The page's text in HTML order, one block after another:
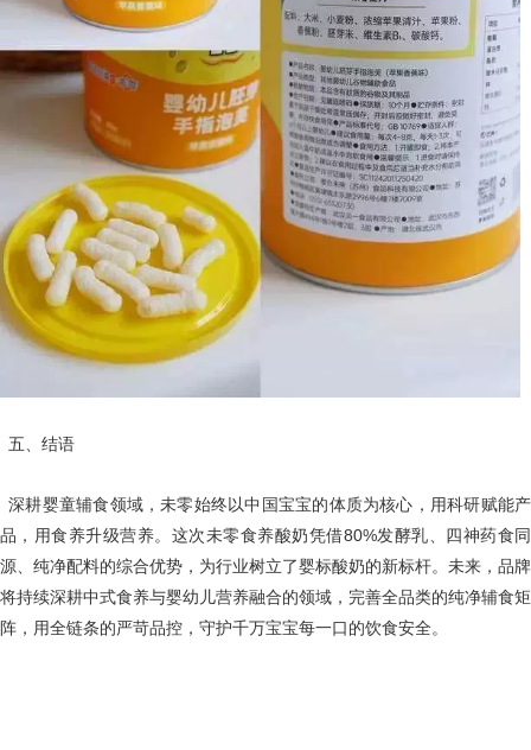
五、结语
深耕婴童辅食领域，未零始终以中国宝宝的体质为核心，用科研赋能产
品，用食养升级营养。这次未零食养酸奶凭借80%发酵乳、四神药食同
源、纯净配料的综合优势，为行业树立了婴标酸奶的新标杆。未来，品牌
将持续深耕中式食养与婴幼儿营养融合的领域，完善全品类的纯净辅食矩
阵，用全链条的严苛品控，守护千万宝宝每一口的饮食安全。